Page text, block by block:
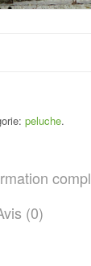
peluche.
(0)